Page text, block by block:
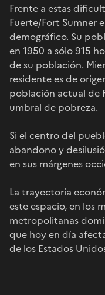
Frente a estas
Fuerte/Fort Sumner
demográfico. Su
en 1950 a sólo 915
de su población.
residente es de
población actual de
umbral de pobreza.
Si el centro del
abandono y
en sus márgenes
La trayectoria
este espacio, en los
metropolitanas
que hoy en día
de los Estados